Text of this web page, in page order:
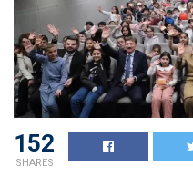
152
SHARES